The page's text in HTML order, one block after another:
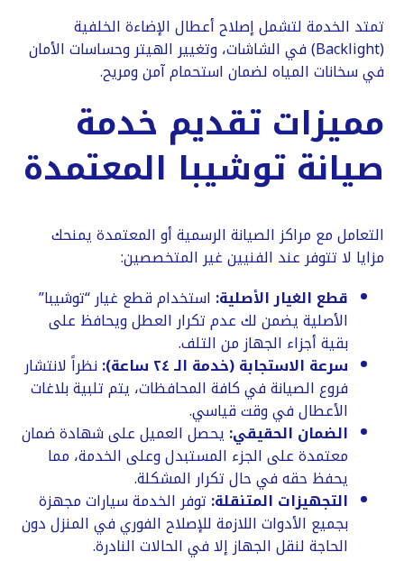
​تمتد الخدمة لتشمل إصلاح أعطال الإضاءة الخلفية
(Backlight) في الشاشات، وتغيير الهيتر وحساسات الأمان
في سخانات المياه لضمان استحمام آمن ومريح.
​مميزات تقديم خدمة
صيانة توشيبا المعتمدة
​التعامل مع مراكز الصيانة الرسمية أو المعتمدة يمنحك
مزايا لا تتوفر عند الفنيين غير المتخصصين:
قطع الغيار الأصلية: استخدام قطع غيار “توشيبا”
الأصلية يضمن لك عدم تكرار العطل ويحافظ على
بقية أجزاء الجهاز من التلف.
سرعة الاستجابة (خدمة الـ ٢٤ ساعة):
نظراً لانتشار
فروع الصيانة في كافة المحافظات، يتم تلبية بلاغات
الأعطال في وقت قياسي.
الضمان الحقيقي: يحصل العميل على شهادة ضمان
معتمدة على الجزء المستبدل وعلى الخدمة، مما
يحفظ حقه في حال تكرار المشكلة.
التجهيزات المتنقلة: توفر الخدمة سيارات مجهزة
بجميع الأدوات اللازمة للإصلاح الفوري في المنزل دون
الحاجة لنقل الجهاز إلا في الحالات النادرة.